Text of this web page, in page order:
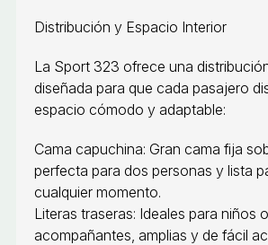
Distribución y Espacio Interior
La Sport 323 ofrece una
diseñada para que cada pasajero
espacio cómodo y adaptable:
Cama capuchina: Gran cama fija
perfecta para dos personas y lista
cualquier momento.
Literas traseras: Ideales para niños o
acompañantes, amplias y de fácil